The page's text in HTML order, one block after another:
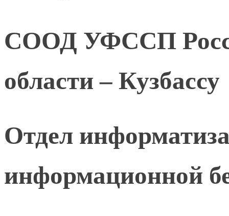
СООД УФССП
области – Кузбассу
Отдел
информационной